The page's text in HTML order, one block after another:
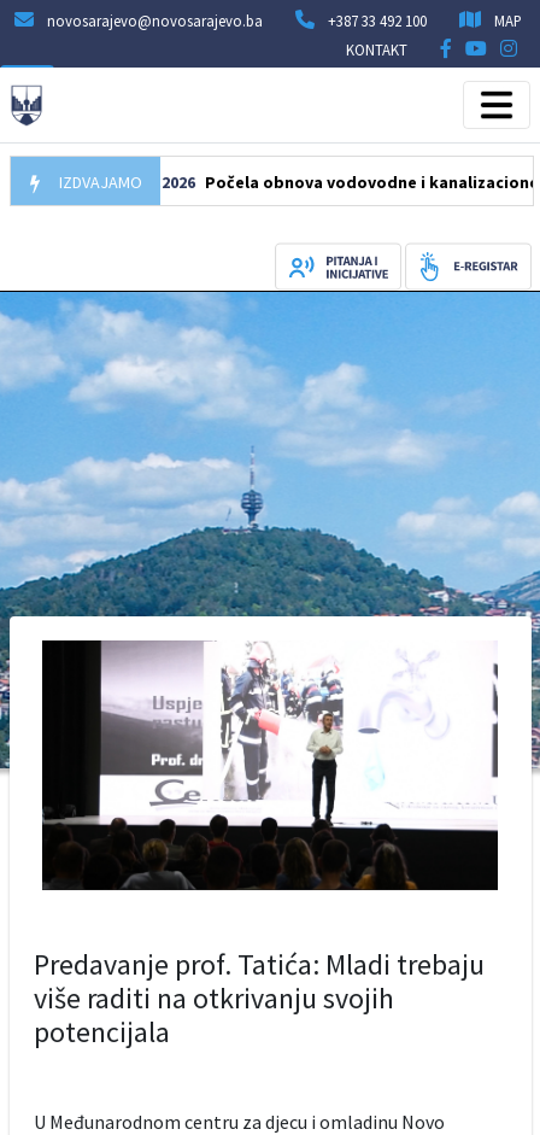
novosarajevo@novosarajevo.ba +387 33 492 100
MAP
KONTAKT
IZDVAJAMO
05.08.2026 Počela obnova vodovodne i kanalizacione
Predavanje prof. Tatića: Mladi trebaju
više raditi na otkrivanju svojih
potencijala
U Međunarodnom centru za djecu i omladinu Novo